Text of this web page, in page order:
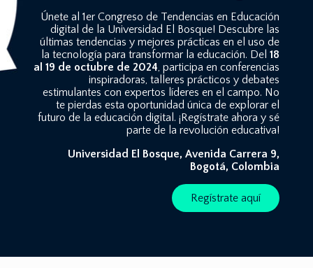
Únete al 1er Congreso de Tendencias en Educación
digital de la Universidad El Bosque! Descubre las
últimas tendencias y mejores prácticas en el uso de
la tecnología para transformar la educación. Del 18
al 19 de octubre de 2024, participa en conferencias
inspiradoras, talleres prácticos y debates
estimulantes con expertos líderes en el campo. No
te pierdas esta oportunidad única de explorar el
futuro de la educación digital. ¡Regístrate ahora y sé
parte de la revolución educativa!
Universidad El Bosque, Avenida Carrera 9,
Bogotá, Colombia
Regístrate aquí